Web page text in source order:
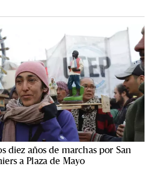
diez años de marchas por San
a Plaza de Mayo